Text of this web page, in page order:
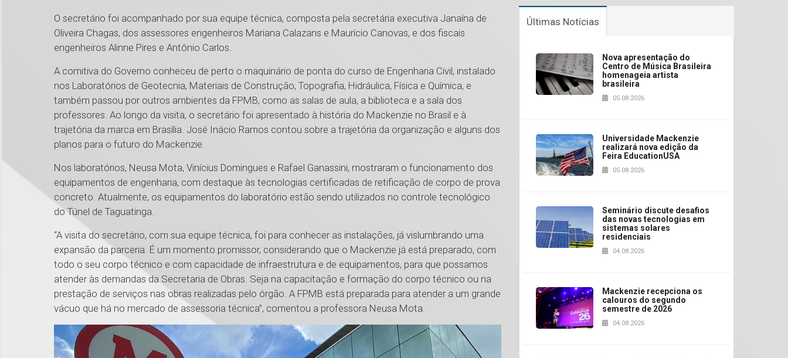
O secretário foi acompanhado por sua equipe técnica, composta pela secretária executiva Janaína de
Oliveira Chagas, dos assessores engenheiros Mariana Calazans e Maurício Canovas, e dos fiscais
engenheiros Alinne Pires e Antônio Carlos.
A comitiva do Governo conheceu de perto o maquinário de ponta do curso de Engenharia Civil, instalado
nos Laboratórios de Geotecnia, Materiais de Construção, Topografia, Hidráulica, Física e Química, e
também passou por outros ambientes da FPMB, como as salas de aula, a biblioteca e a sala dos
professores. Ao longo da visita, o secretário foi apresentado à história do Mackenzie no Brasil e à
trajetória da marca em Brasília. José Inácio Ramos contou sobre a trajetória da organização e alguns dos
planos para o futuro do Mackenzie.
Nos laboratórios, Neusa Mota, Vinícius Domingues e Rafael Ganassini, mostraram o funcionamento dos
equipamentos de engenharia, com destaque às tecnologias certificadas de retificação de corpo de prova
concreto. Atualmente, os equipamentos do laboratório estão sendo utilizados no controle tecnológico
do Túnel de Taguatinga.
“A visita do secretário, com sua equipe técnica, foi para conhecer as instalações, já vislumbrando uma
expansão da parceria. É um momento promissor, considerando que o Mackenzie já está preparado, com
todo o seu corpo técnico e com capacidade de infraestrutura e de equipamentos, para que possamos
atender às demandas da Secretaria de Obras. Seja na capacitação e formação do corpo técnico ou na
prestação de serviços nas obras realizadas pelo órgão. A FPMB está preparada para atender a um grande
vácuo que há no mercado de assessoria técnica”, comentou a professora Neusa Mota.
Últimas Notícias
Nova apresentação do
Centro de Música Brasileira
homenageia artista
brasileira
05.08.2026
Universidade Mackenzie
realizará nova edição da
Feira EducationUSA
05.08.2026
Seminário discute desafios
das novas tecnologias em
sistemas solares
residenciais
04.08.2026
Mackenzie recepciona os
calouros do segundo
semestre de 2026
04.08.2026